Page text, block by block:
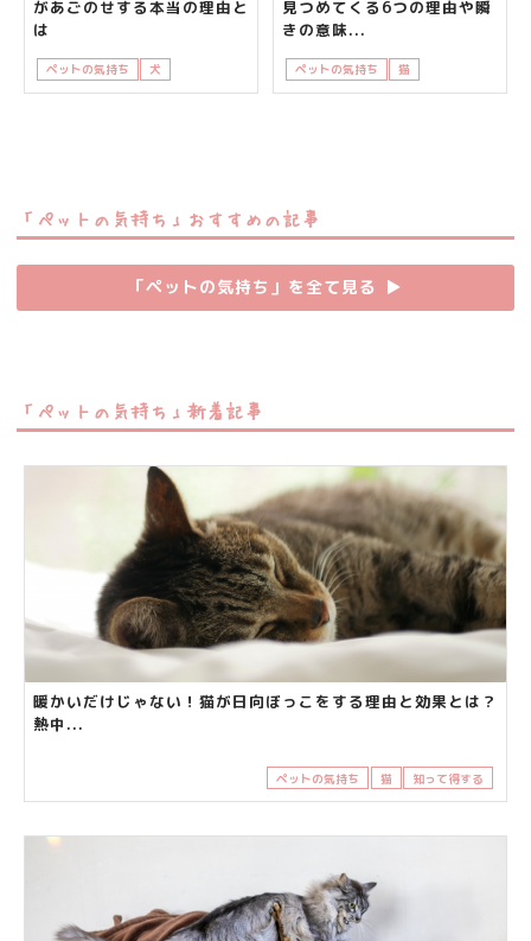
があごのせする本当の理由と
は
ペットの気持ち 犬
見つめてくる6つの理由や瞬
きの意味...
ペットの気持ち 猫
「ペットの気持ち」おすすめの記事
「ペットの気持ち」を全て見る ▶︎
「ペットの気持ち」新着記事
暖かいだけじゃない！猫が日向ぼっこをする理由と効果とは？
熱中...
ペットの気持ち 猫 知って得する